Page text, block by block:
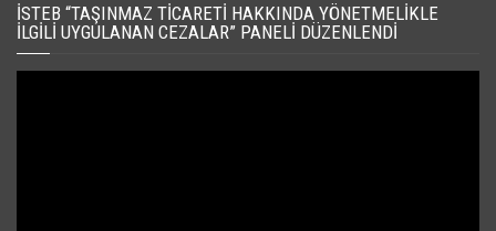
İSTEB “TAŞINMAZ TICARETI HAKKINDA YÖNETMELIKLE
İLGILI UYGULANAN CEZALAR” PANELI DÜZENLENDI